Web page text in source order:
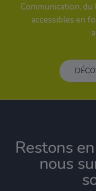
Communication,
accessibles en
Restons
nous